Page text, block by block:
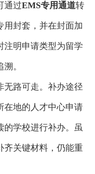
通过EMS专用通道转
用封套，并在封面加
注明申请类型为留学
。
路可走。补办途径
在地的人才中心申请
的学校进行补办。虽
齐关键材料，仍能重